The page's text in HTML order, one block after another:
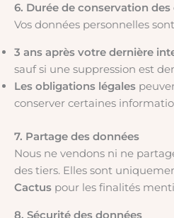
6. Durée de conservation des
Vos données personnelles
3 ans après votre dernière
sauf si une suppression est
Les obligations légales
conserver certaines
7. Partage des données
Nous ne vendons ni ne
des tiers. Elles sont
Cactus pour les finalités
8. Sécurité des données